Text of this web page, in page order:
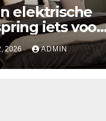
elektrische
iets voor
2026 ADMIN